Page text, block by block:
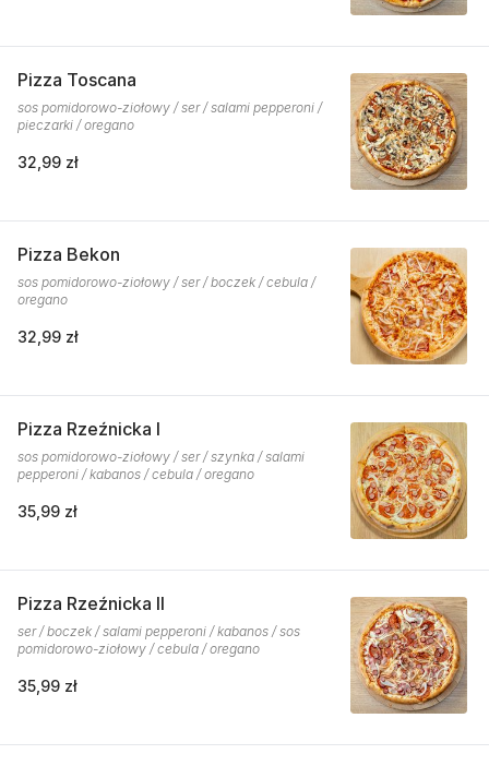
Pizza Toscana
sos pomidorowo-ziołowy / ser / salami pepperoni /
pieczarki / oregano
32,99 zł
Pizza Bekon
sos pomidorowo-ziołowy / ser / boczek / cebula /
oregano
32,99 zł
Pizza Rzeźnicka I
sos pomidorowo-ziołowy / ser / szynka / salami
pepperoni / kabanos / cebula / oregano
35,99 zł
Pizza Rzeźnicka II
ser / boczek / salami pepperoni / kabanos / sos
pomidorowo-ziołowy / cebula / oregano
35,99 zł